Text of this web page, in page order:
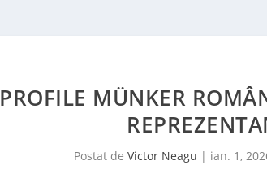
PROFILE MÜNKER
Postat de Victor Neagu | ian. 1,